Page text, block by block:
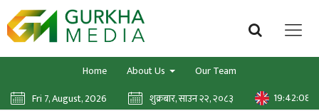
Home About Us
Our Team
Fri 7, August, 2026
शुक्रबार, साउन २२, २०८३ 19:42:09